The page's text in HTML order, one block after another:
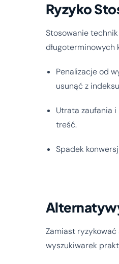
Ryzyko
Stosowanie
długoterminowych
Penalizacje od
usunąć z
Utrata zaufania
treść.
Spadek
Zamiast
wyszukiwarek